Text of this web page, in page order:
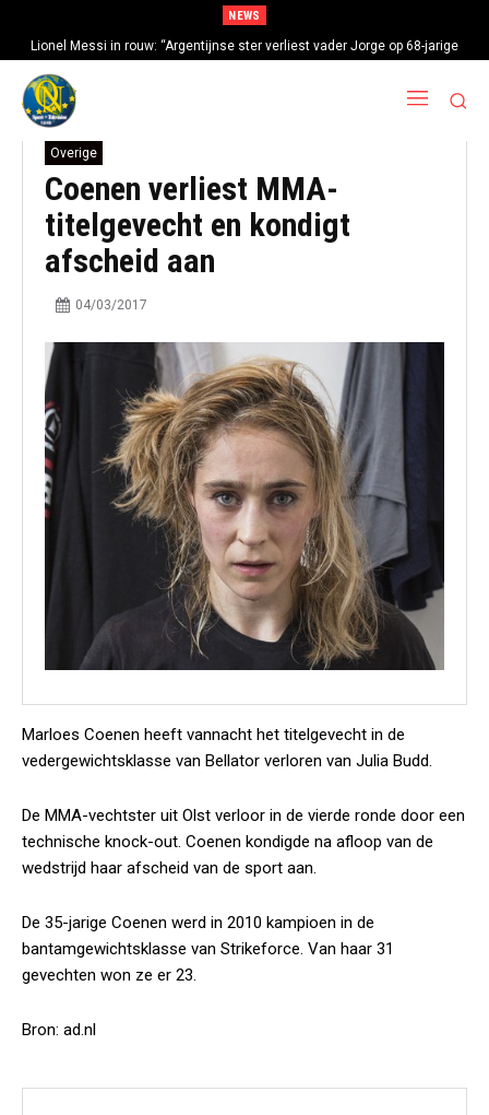
NEWS
Lionel Messi in rouw: “Argentijnse ster verliest vader Jorge op 68-jarige
leeftijd na gezondheidsproblemen”
Overige
Coenen verliest MMA-
titelgevecht en kondigt
afscheid aan
04/03/2017
Marloes Coenen heeft vannacht het titelgevecht in de
vedergewichtsklasse van Bellator verloren van Julia Budd.
De MMA-vechtster uit Olst verloor in de vierde ronde door een
technische knock-out. Coenen kondigde na afloop van de
wedstrijd haar afscheid van de sport aan.
De 35-jarige Coenen werd in 2010 kampioen in de
bantamgewichtsklasse van Strikeforce. Van haar 31
gevechten won ze er 23.
Bron: ad.nl